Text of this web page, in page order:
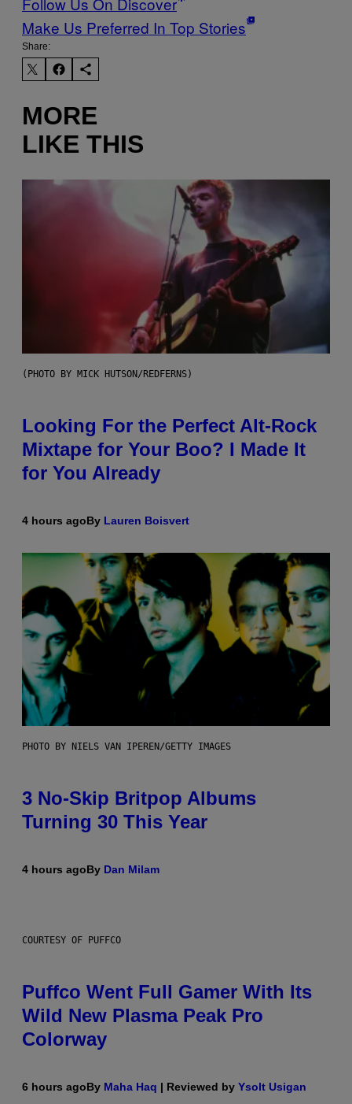
Make Us Preferred In Top Stories
Share:
MORE
LIKE THIS
(PHOTO BY MICK HUTSON/REDFERNS)
Looking For the Perfect Alt-Rock
Mixtape for Your Boo? I Made It
for You Already
4 hours agoBy Lauren Boisvert
PHOTO BY NIELS VAN IPEREN/GETTY IMAGES
3 No-Skip Britpop Albums
Turning 30 This Year
4 hours agoBy Dan Milam
COURTESY OF PUFFCO
Puffco Went Full Gamer With Its
Wild New Plasma Peak Pro
Colorway
6 hours agoBy Maha Haq | Reviewed by Ysolt Usigan